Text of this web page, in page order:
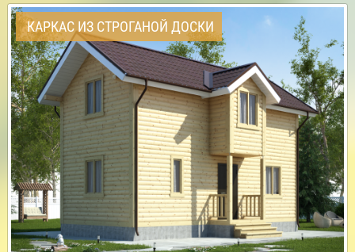
КАРКАС ИЗ СТРОГАНОЙ ДОСКИ